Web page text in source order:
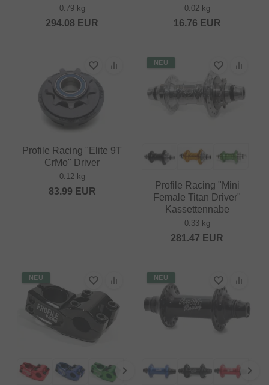
0.79 kg
294.08 EUR
0.02 kg
16.76 EUR
Profile Racing "Elite 9T
CrMo" Driver
0.12 kg
83.99 EUR
NEU
Profile Racing "Mini
Female Titan Driver"
Kassettennabe
0.33 kg
281.47 EUR
NEU NEU